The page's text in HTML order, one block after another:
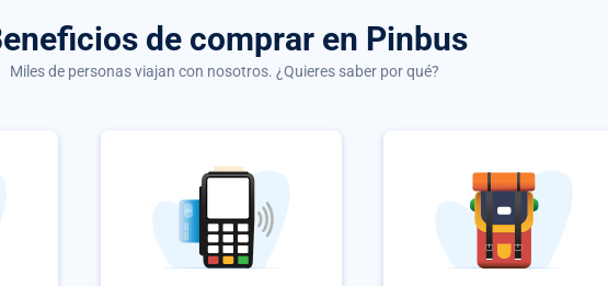
de comprar en Pinbus
Miles de personas viajan con nosotros. ¿Quieres saber por qué?